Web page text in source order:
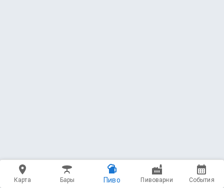
Карта Бары Пиво Пивоварни События